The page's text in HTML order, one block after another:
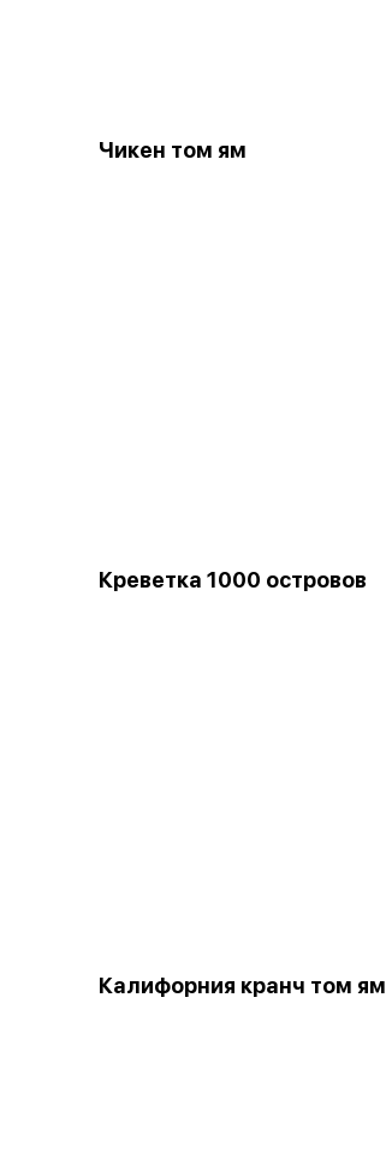
Чикен том ям
Креветка 1000 островов
Калифорния кранч том ям